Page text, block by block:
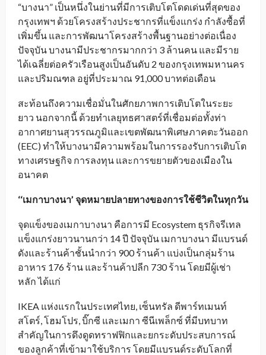
“บางนา” เป็นหนึ่งในย่านที่มีการเติบโตโดดเด่นที่สุดของ
กรุงเทพฯ ด้วยโครงสร้างประชากรที่แข็งแกร่ง กำลังซื้อที่
เพิ่มขึ้น และการพัฒนาโครงสร้างพื้นฐานอย่างต่อเนื่อง
ปัจจุบัน บางนามีประชากรมากกว่า 3 ล้านคน และมีราย
ได้เฉลี่ยต่อครัวเรือนสูงเป็นอันดับ 2 ของกรุงเทพมหานคร
และปริมณฑล อยู่ที่ประมาณ 91,000 บาทต่อเดือน
สะท้อนถึงความเชื่อมั่นในศักยภาพการเติบโตในระยะ
ยาว นอกจากนี้ ด้วยทำเลยุทธศาสตร์ที่เชื่อมต่อทั้งท่า
อากาศยานสุวรรณภูมิและเขตพัฒนาพิเศษภาคตะวันออก
(EEC) ทำให้บางนามีความพร้อมในการรองรับการเติบโต
ทางเศรษฐกิจ การลงทุน และการขยายตัวของเมืองใน
อนาคต
‘‘เมกาบางนา’ จุดหมายปลายทางของการใช้ชีวิตในทุกวัน
จุดแข็งของเมกาบางนา คือการมี Ecosystem ธุรกิจรีเทล
แข็งแกร่งยาวนานกว่า 14 ปี ปัจจุบัน เมกาบางนา มีแบรนด์
ดังและร้านค้าชั้นนำกว่า 900 ร้านค้า แบ่งเป็นกลุ่มร้าน
อาหาร 176 ร้าน และร้านค้าปลีก 730 ร้าน โดยมีผู้เช่า
หลัก ได้แก่
IKEA แห่งแรกในประเทศไทย, เซ็นทรัล ดีพาร์ทเมนท์
สโตร์, โฮมโปร, บิ๊กซี และเมกา ซีนีเพล็กซ์ ที่มีบทบาท
สำคัญในการดึงดูดทราฟฟิกและยกระดับประสบการณ์
ของลูกค้าที่เข้ามาใช้บริการ โดยมีแบรนด์ระดับโลกที่